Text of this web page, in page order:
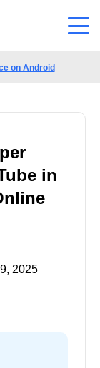
prodotto e altro
on Android
in
2025